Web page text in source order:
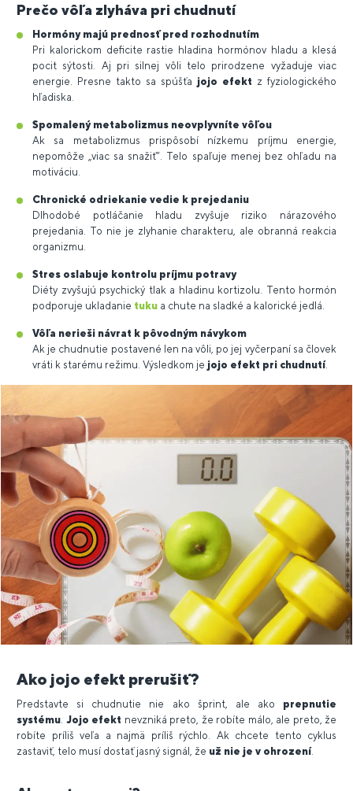
Prečo vôľa zlyháva pri chudnutí
Hormóny majú prednosť pred rozhodnutím
Pri kalorickom deficite rastie hladina hormónov hladu a klesá
pocit sýtosti. Aj pri silnej vôli telo prirodzene vyžaduje viac
energie. Presne takto sa spúšťa jojo efekt z fyziologického
hľadiska.
Spomalený metabolizmus neovplyvníte vôľou
Ak sa metabolizmus prispôsobí nízkemu príjmu energie,
nepomôže „viac sa snažiť“. Telo spaľuje menej bez ohľadu na
motiváciu.
Chronické odriekanie vedie k prejedaniu
Dlhodobé potláčanie hladu zvyšuje riziko nárazového
prejedania. To nie je zlyhanie charakteru, ale obranná reakcia
organizmu.
Stres oslabuje kontrolu príjmu potravy
Diéty zvyšujú psychický tlak a hladinu kortizolu. Tento hormón
podporuje ukladanie tuku a chute na sladké a kalorické jedlá.
Vôľa nerieši návrat k pôvodným návykom
Ak je chudnutie postavené len na vôli, po jej vyčerpaní sa človek
vráti k starému režimu. Výsledkom je jojo efekt pri chudnutí.
Ako jojo efekt prerušiť?
Predstavte si chudnutie nie ako šprint, ale ako prepnutie
systému. Jojo efekt nevzniká preto, že robíte málo, ale preto, že
robíte príliš veľa a najmä príliš rýchlo. Ak chcete tento cyklus
zastaviť, telo musí dostať jasný signál, že už nie je v ohrození.